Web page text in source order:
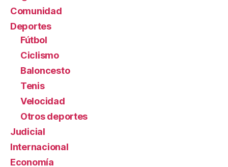
Comunidad
Deportes
Fútbol
Ciclismo
Baloncesto
Tenis
Velocidad
Otros deportes
Judicial
Internacional
Economía